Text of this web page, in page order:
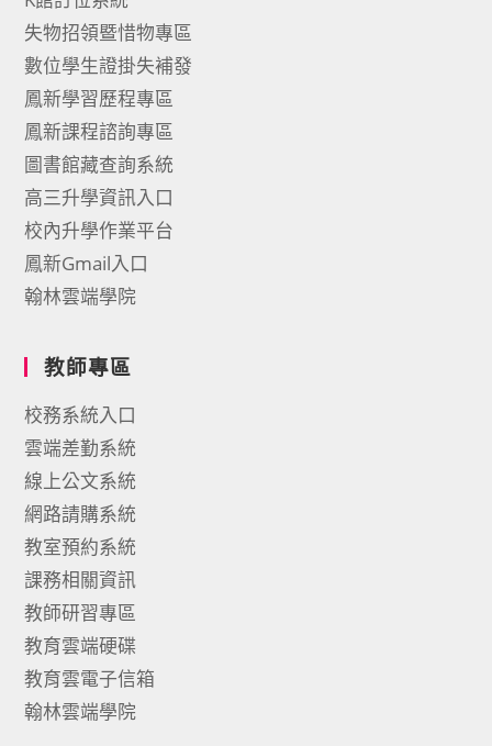
失物招領暨惜物專區
數位學生證掛失補發
鳳新學習歷程專區
鳳新課程諮詢專區
圖書館藏查詢系統
高三升學資訊入口
校內升學作業平台
鳳新Gmail入口
翰林雲端學院
教師專區
校務系統入口
雲端差勤系統
線上公文系統
網路請購系統
教室預約系統
課務相關資訊
教師研習專區
教育雲端硬碟
教育雲電子信箱
翰林雲端學院